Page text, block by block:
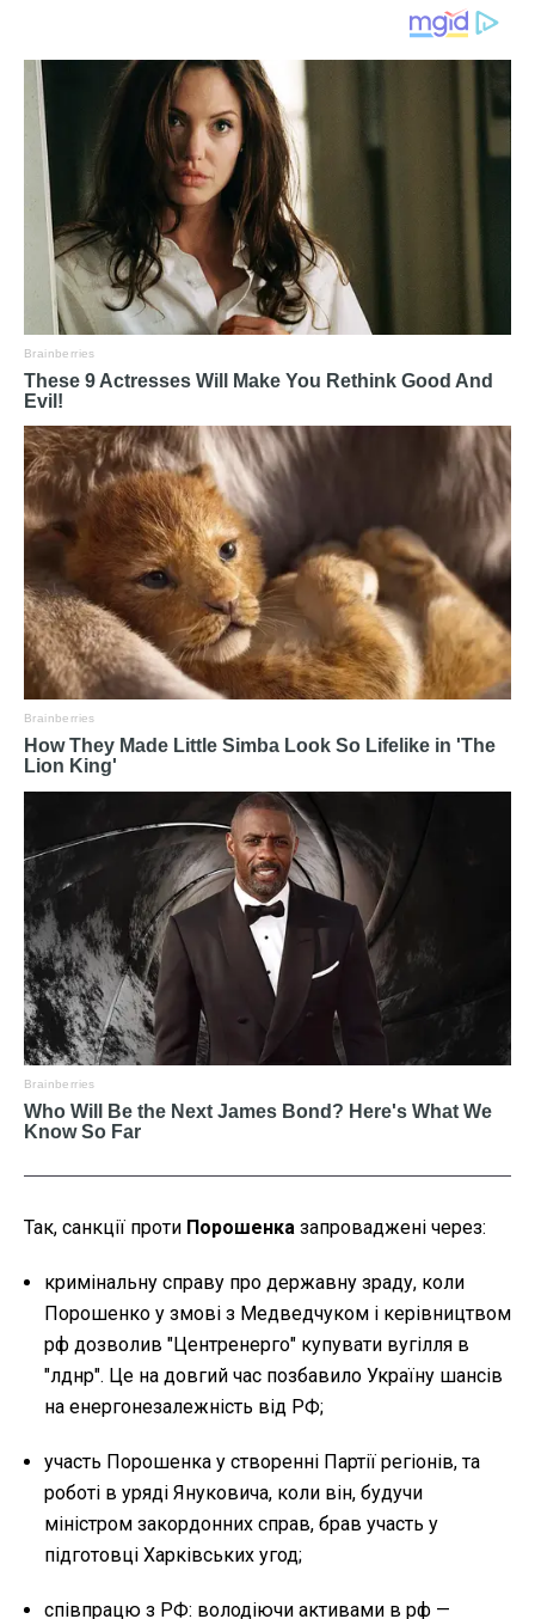
Так, санкції проти Порошенка запроваджені через:
кримінальну справу про державну зраду, коли
Порошенко у змові з Медведчуком і керівництвом
рф дозволив "Центренерго" купувати вугілля в
"лднр". Це на довгий час позбавило Україну шансів
на енергонезалежність від РФ;
участь Порошенка у створенні Партії регіонів, та
роботі в уряді Януковича, коли він, будучи
міністром закордонних справ, брав участь у
підготовці Харківських угод;
співпрацю з РФ: володіючи активами в рф —